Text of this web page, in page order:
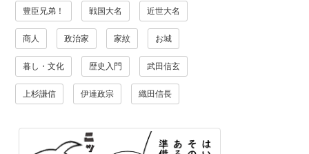
豊臣兄弟！ 戦国大名 近世大名
商人 政治家 家紋 お城
暮し・文化 歴史入門 武田信玄
上杉謙信 伊達政宗 織田信長